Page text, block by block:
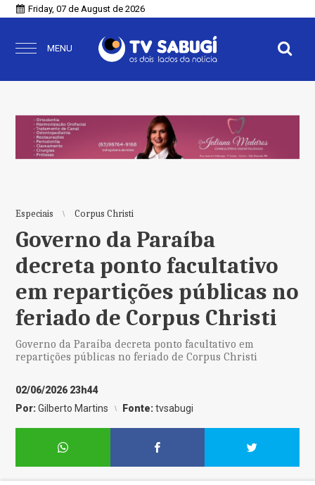
Friday, 07 de August de 2026
MENU
Especiais Corpus Christi
Governo da Paraíba
decreta ponto facultativo
em repartições públicas no
feriado de Corpus Christi
Governo da Paraíba decreta ponto facultativo em
repartições públicas no feriado de Corpus Christi
02/06/2026 23h44
Por:Gilberto Martins Fonte:tvsabugi